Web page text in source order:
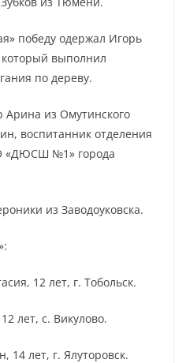
победу одержал Игорь
выполнил
по дереву.
Арина из Омутинского
воспитанник отделения
«ДЮСШ №1» города
из Заводоуковска.
12 лет, г. Тобольск.
лет, с. Викулово.
14 лет, г. Ялуторовск.